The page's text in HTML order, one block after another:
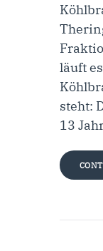
läuft
steht:
13